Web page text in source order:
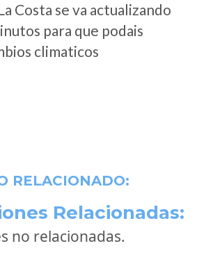
Costa se va actualizando
para que podais
climaticos
RELACIONADO:
Relacionadas:
no relacionadas.